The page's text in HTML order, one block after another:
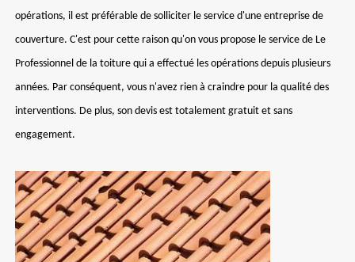
opérations, il est préférable de solliciter le service d'une entreprise de
couverture. C'est pour cette raison qu'on vous propose le service de Le
Professionnel de la toiture qui a effectué les opérations depuis plusieurs
années. Par conséquent, vous n'avez rien à craindre pour la qualité des
interventions. De plus, son devis est totalement gratuit et sans
engagement.